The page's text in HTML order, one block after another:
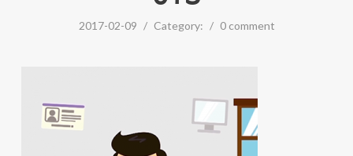
2017-02-09 / Category: / 0 comment